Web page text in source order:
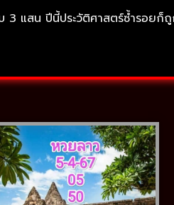
3 แสน ปีนี้ประวัติศาสตร์ซ้ำรอยก็